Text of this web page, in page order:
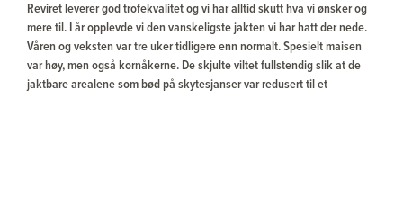
Reviret leverer god trofekvalitet og vi har alltid skutt hva vi ønsker og
mere til. I år opplevde vi den vanskeligste jakten vi har hatt der nede.
Våren og veksten var tre uker tidligere enn normalt. Spesielt maisen
var høy, men også kornåkerne. De skjulte viltet fullstendig slik at de
jaktbare arealene som bød på skytesjanser var redusert til et